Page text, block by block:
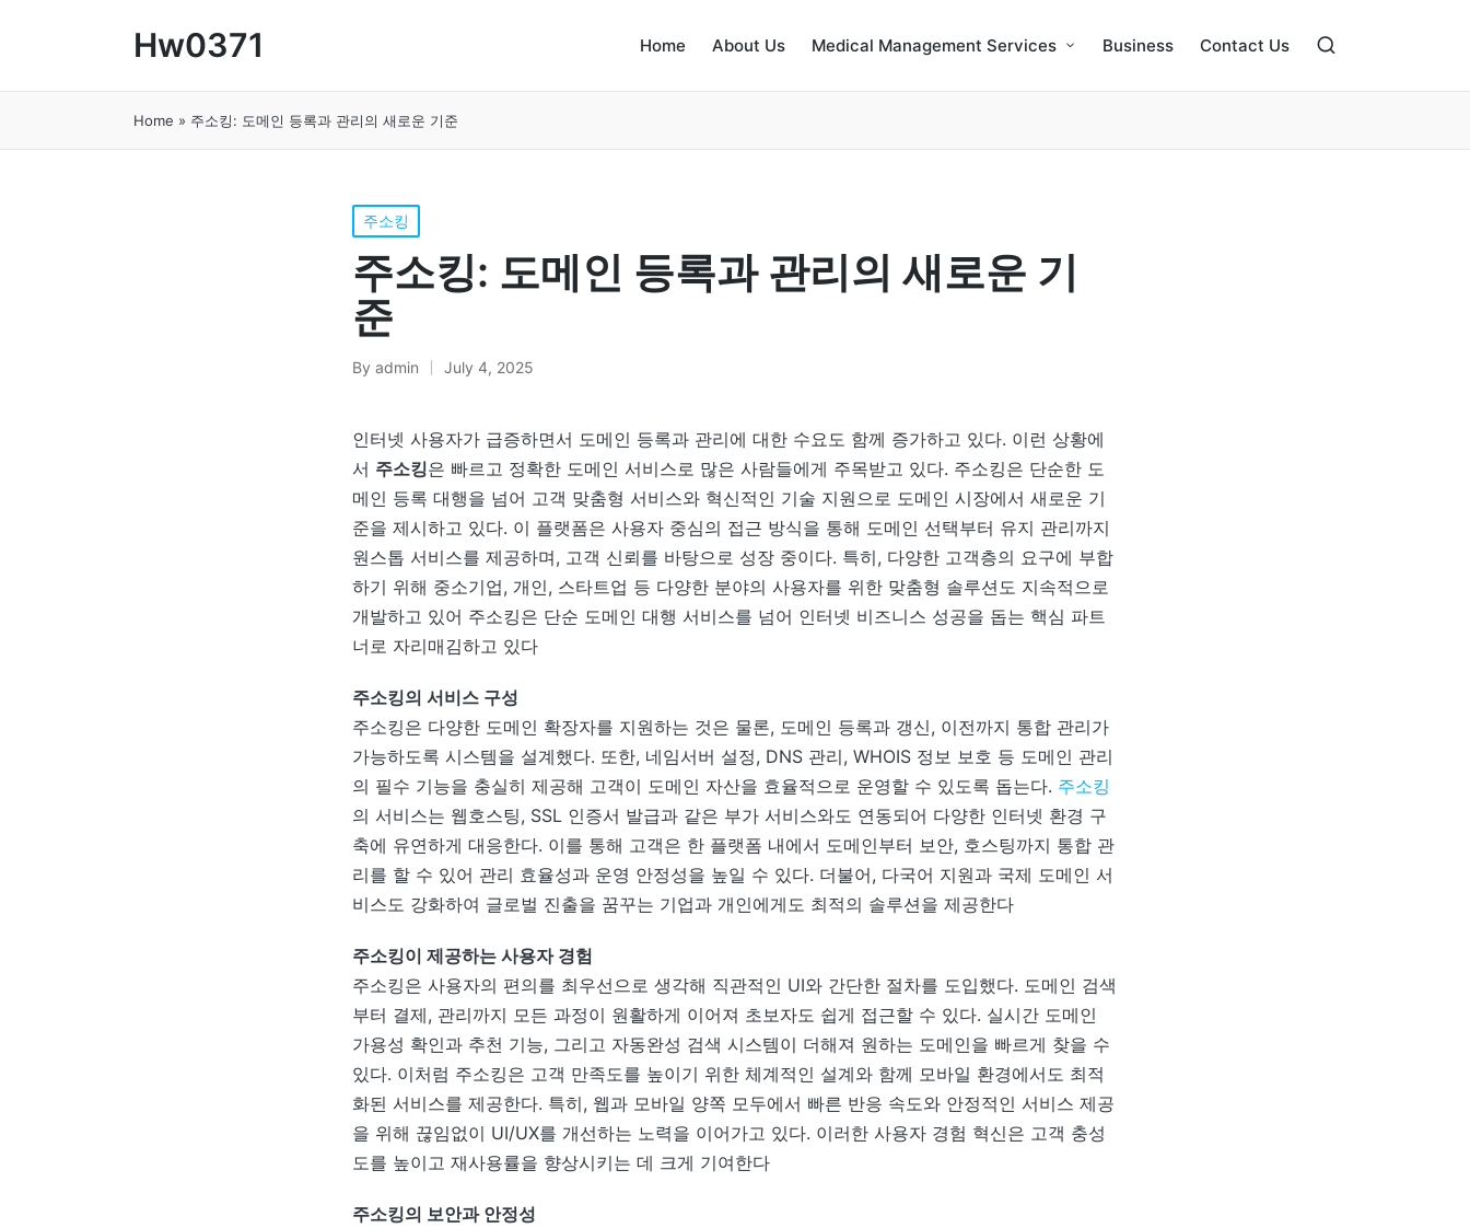
Hw0371 Home About Us Medical Management Services Business Contact Us
Home » 주소킹: 도메인 등록과 관리의 새로운 기준
Posted
in
주소킹
주소킹: 도메인 등록과 관리의 새로운 기
준
Posted
By admin July 4, 2025
인터넷 사용자가 급증하면서 도메인 등록과 관리에 대한 수요도 함께 증가하고 있다. 이런 상황에
서 주소킹은 빠르고 정확한 도메인 서비스로 많은 사람들에게 주목받고 있다. 주소킹은 단순한 도
메인 등록 대행을 넘어 고객 맞춤형 서비스와 혁신적인 기술 지원으로 도메인 시장에서 새로운 기
준을 제시하고 있다. 이 플랫폼은 사용자 중심의 접근 방식을 통해 도메인 선택부터 유지 관리까지
원스톱 서비스를 제공하며, 고객 신뢰를 바탕으로 성장 중이다. 특히, 다양한 고객층의 요구에 부합
하기 위해 중소기업, 개인, 스타트업 등 다양한 분야의 사용자를 위한 맞춤형 솔루션도 지속적으로
개발하고 있어 주소킹은 단순 도메인 대행 서비스를 넘어 인터넷 비즈니스 성공을 돕는 핵심 파트
너로 자리매김하고 있다
주소킹의 서비스 구성
주소킹은 다양한 도메인 확장자를 지원하는 것은 물론, 도메인 등록과 갱신, 이전까지 통합 관리가
가능하도록 시스템을 설계했다. 또한, 네임서버 설정, DNS 관리, WHOIS 정보 보호 등 도메인 관리
의 필수 기능을 충실히 제공해 고객이 도메인 자산을 효율적으로 운영할 수 있도록 돕는다. 주소킹
의 서비스는 웹호스팅, SSL 인증서 발급과 같은 부가 서비스와도 연동되어 다양한 인터넷 환경 구
축에 유연하게 대응한다. 이를 통해 고객은 한 플랫폼 내에서 도메인부터 보안, 호스팅까지 통합 관
리를 할 수 있어 관리 효율성과 운영 안정성을 높일 수 있다. 더불어, 다국어 지원과 국제 도메인 서
비스도 강화하여 글로벌 진출을 꿈꾸는 기업과 개인에게도 최적의 솔루션을 제공한다
주소킹이 제공하는 사용자 경험
주소킹은 사용자의 편의를 최우선으로 생각해 직관적인 UI와 간단한 절차를 도입했다. 도메인 검색
부터 결제, 관리까지 모든 과정이 원활하게 이어져 초보자도 쉽게 접근할 수 있다. 실시간 도메인
가용성 확인과 추천 기능, 그리고 자동완성 검색 시스템이 더해져 원하는 도메인을 빠르게 찾을 수
있다. 이처럼 주소킹은 고객 만족도를 높이기 위한 체계적인 설계와 함께 모바일 환경에서도 최적
화된 서비스를 제공한다. 특히, 웹과 모바일 양쪽 모두에서 빠른 반응 속도와 안정적인 서비스 제공
을 위해 끊임없이 UI/UX를 개선하는 노력을 이어가고 있다. 이러한 사용자 경험 혁신은 고객 충성
도를 높이고 재사용률을 향상시키는 데 크게 기여한다
주소킹의 보안과 안정성